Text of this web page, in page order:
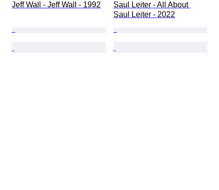
Jeff Wall - Jeff Wall - 1992
Saul Leiter - All About
Saul Leiter - 2022